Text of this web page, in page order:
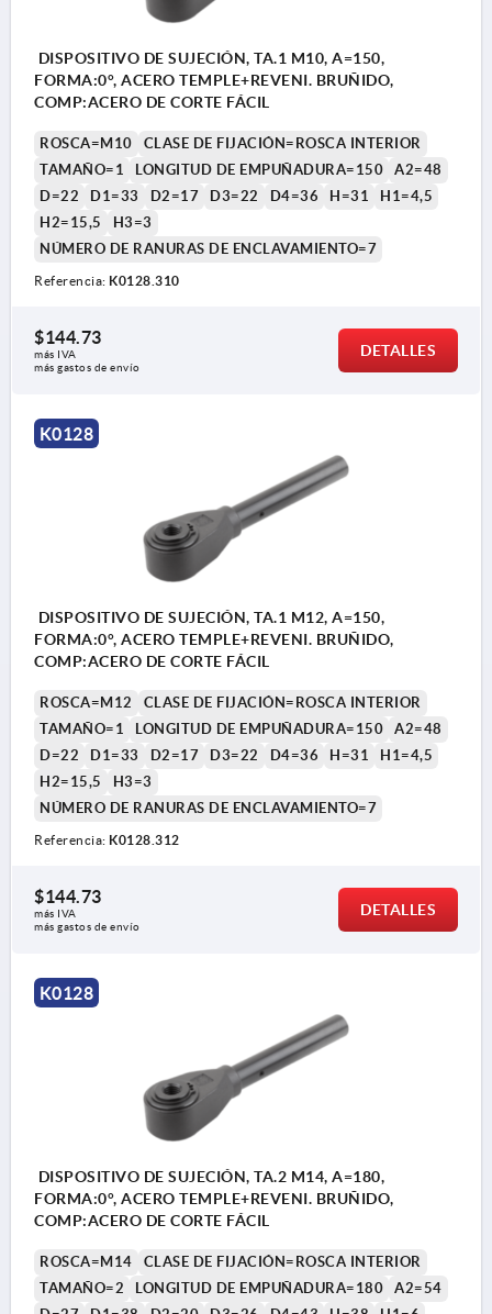
DISPOSITIVO DE SUJECIÓN, TA.1 M10, A=150,
FORMA:0°, ACERO TEMPLE+REVENI. BRUÑIDO,
COMP:ACERO DE CORTE FÁCIL
ROSCA=M10
CLASE DE FIJACIÓN=ROSCA INTERIOR
TAMAÑO=1
LONGITUD DE EMPUÑADURA=150
A2=48
D=22
D1=33 D2=17 D3=22 D4=36 H=31
H1=4,5
H2=15,5
H3=3
NÚMERO DE RANURAS DE ENCLAVAMIENTO=7
Referencia: K0128.310
$144.73
más IVA
más gastos de envío
DETALLES
K0128
DISPOSITIVO DE SUJECIÓN, TA.1 M12, A=150,
FORMA:0°, ACERO TEMPLE+REVENI. BRUÑIDO,
COMP:ACERO DE CORTE FÁCIL
ROSCA=M12
CLASE DE FIJACIÓN=ROSCA INTERIOR
TAMAÑO=1
LONGITUD DE EMPUÑADURA=150
A2=48
D=22
D1=33 D2=17 D3=22 D4=36 H=31
H1=4,5
H2=15,5
H3=3
NÚMERO DE RANURAS DE ENCLAVAMIENTO=7
Referencia: K0128.312
$144.73
más IVA
más gastos de envío
DETALLES
K0128
DISPOSITIVO DE SUJECIÓN, TA.2 M14, A=180,
FORMA:0°, ACERO TEMPLE+REVENI. BRUÑIDO,
COMP:ACERO DE CORTE FÁCIL
ROSCA=M14
CLASE DE FIJACIÓN=ROSCA INTERIOR
TAMAÑO=2
LONGITUD DE EMPUÑADURA=180
A2=54